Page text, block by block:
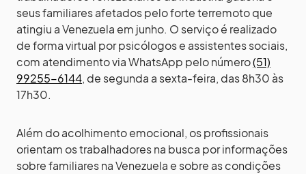
seus familiares afetados pelo forte terremoto que
atingiu a Venezuela em junho. O serviço é realizado
de forma virtual por psicólogos e assistentes sociais,
com atendimento via WhatsApp pelo número(51)
99255-6144, de segunda a sexta-feira, das 8h30 às
17h30.
Além do acolhimento emocional, os profissionais
orientam os trabalhadores na busca por informações
sobre familiares na Venezuela e sobre as condições